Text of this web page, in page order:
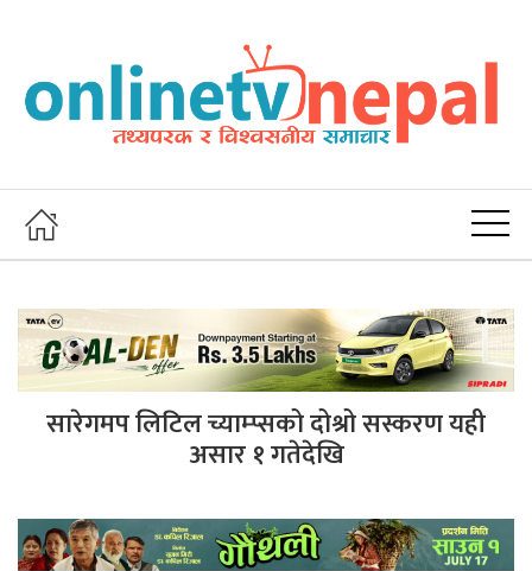
सारेगमप लिटिल च्याम्प्सको दोश्रो सस्करण यही
असार १ गतेदेखि